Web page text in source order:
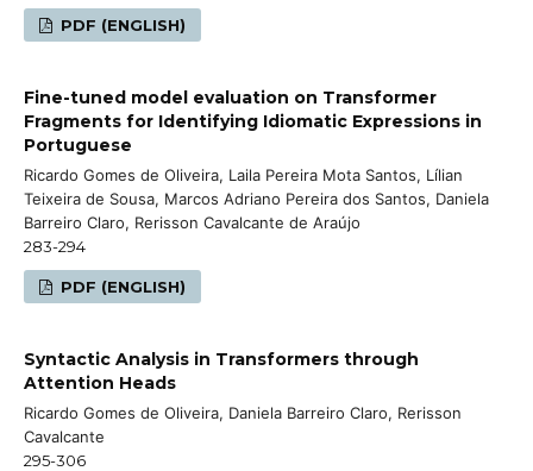
PDF (ENGLISH)
Fine-tuned model evaluation on Transformer
Fragments for Identifying Idiomatic Expressions in
Portuguese
Ricardo Gomes de Oliveira, Laila Pereira Mota Santos, Lílian
Teixeira de Sousa, Marcos Adriano Pereira dos Santos, Daniela
Barreiro Claro, Rerisson Cavalcante de Araújo
283-294
PDF (ENGLISH)
Syntactic Analysis in Transformers through
Attention Heads
Ricardo Gomes de Oliveira, Daniela Barreiro Claro, Rerisson
Cavalcante
295-306